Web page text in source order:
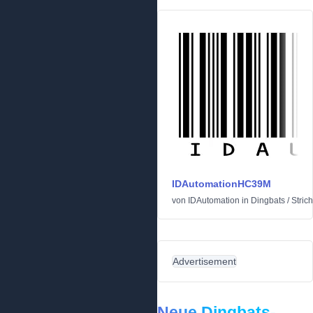
IDAutomationHC39M
von IDAutomation in Dingbats /
Advertisement